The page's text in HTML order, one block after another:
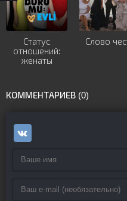
Статус
отношений:
женаты
Слово
КОММЕНТАРИЕВ (0)